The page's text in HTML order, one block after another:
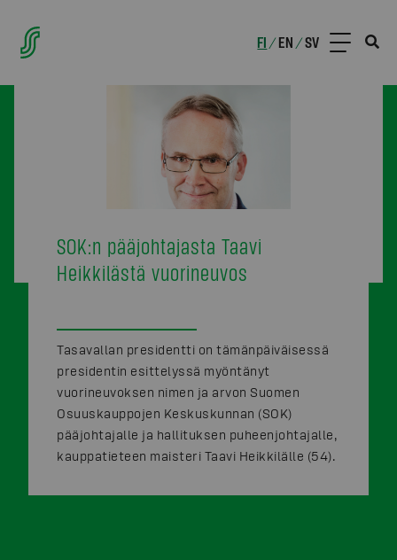
FI /EN /SV
SOK:n pääjohtajasta Taavi
Heikkilästä vuorineuvos
Tasavallan presidentti on tämänpäiväisessä
presidentin esittelyssä myöntänyt
vuorineuvoksen nimen ja arvon Suomen
Osuuskauppojen Keskuskunnan (SOK)
pääjohtajalle ja hallituksen puheenjohtajalle,
kauppatieteen maisteri Taavi Heikkilälle (54).